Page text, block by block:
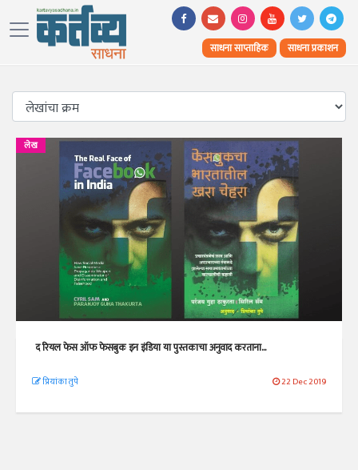
साधना साप्ताहिक साधना प्रकाशन
लेख
द रियल फेस ऑफ फेसबुक इन इंडिया या पुस्तकाचा अनुवाद करताना...
प्रियांका तुपे 22 Dec 2019